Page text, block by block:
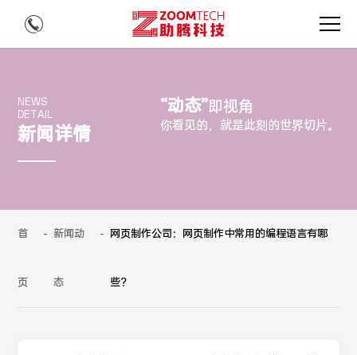
NEWS
DETAIL
新闻详情
“动态”即视角
你看见的，就是此刻的世界切片。
首
页
- 新闻动
态
- 网页制作公司：网页制作中常用的编程语言有哪
些？